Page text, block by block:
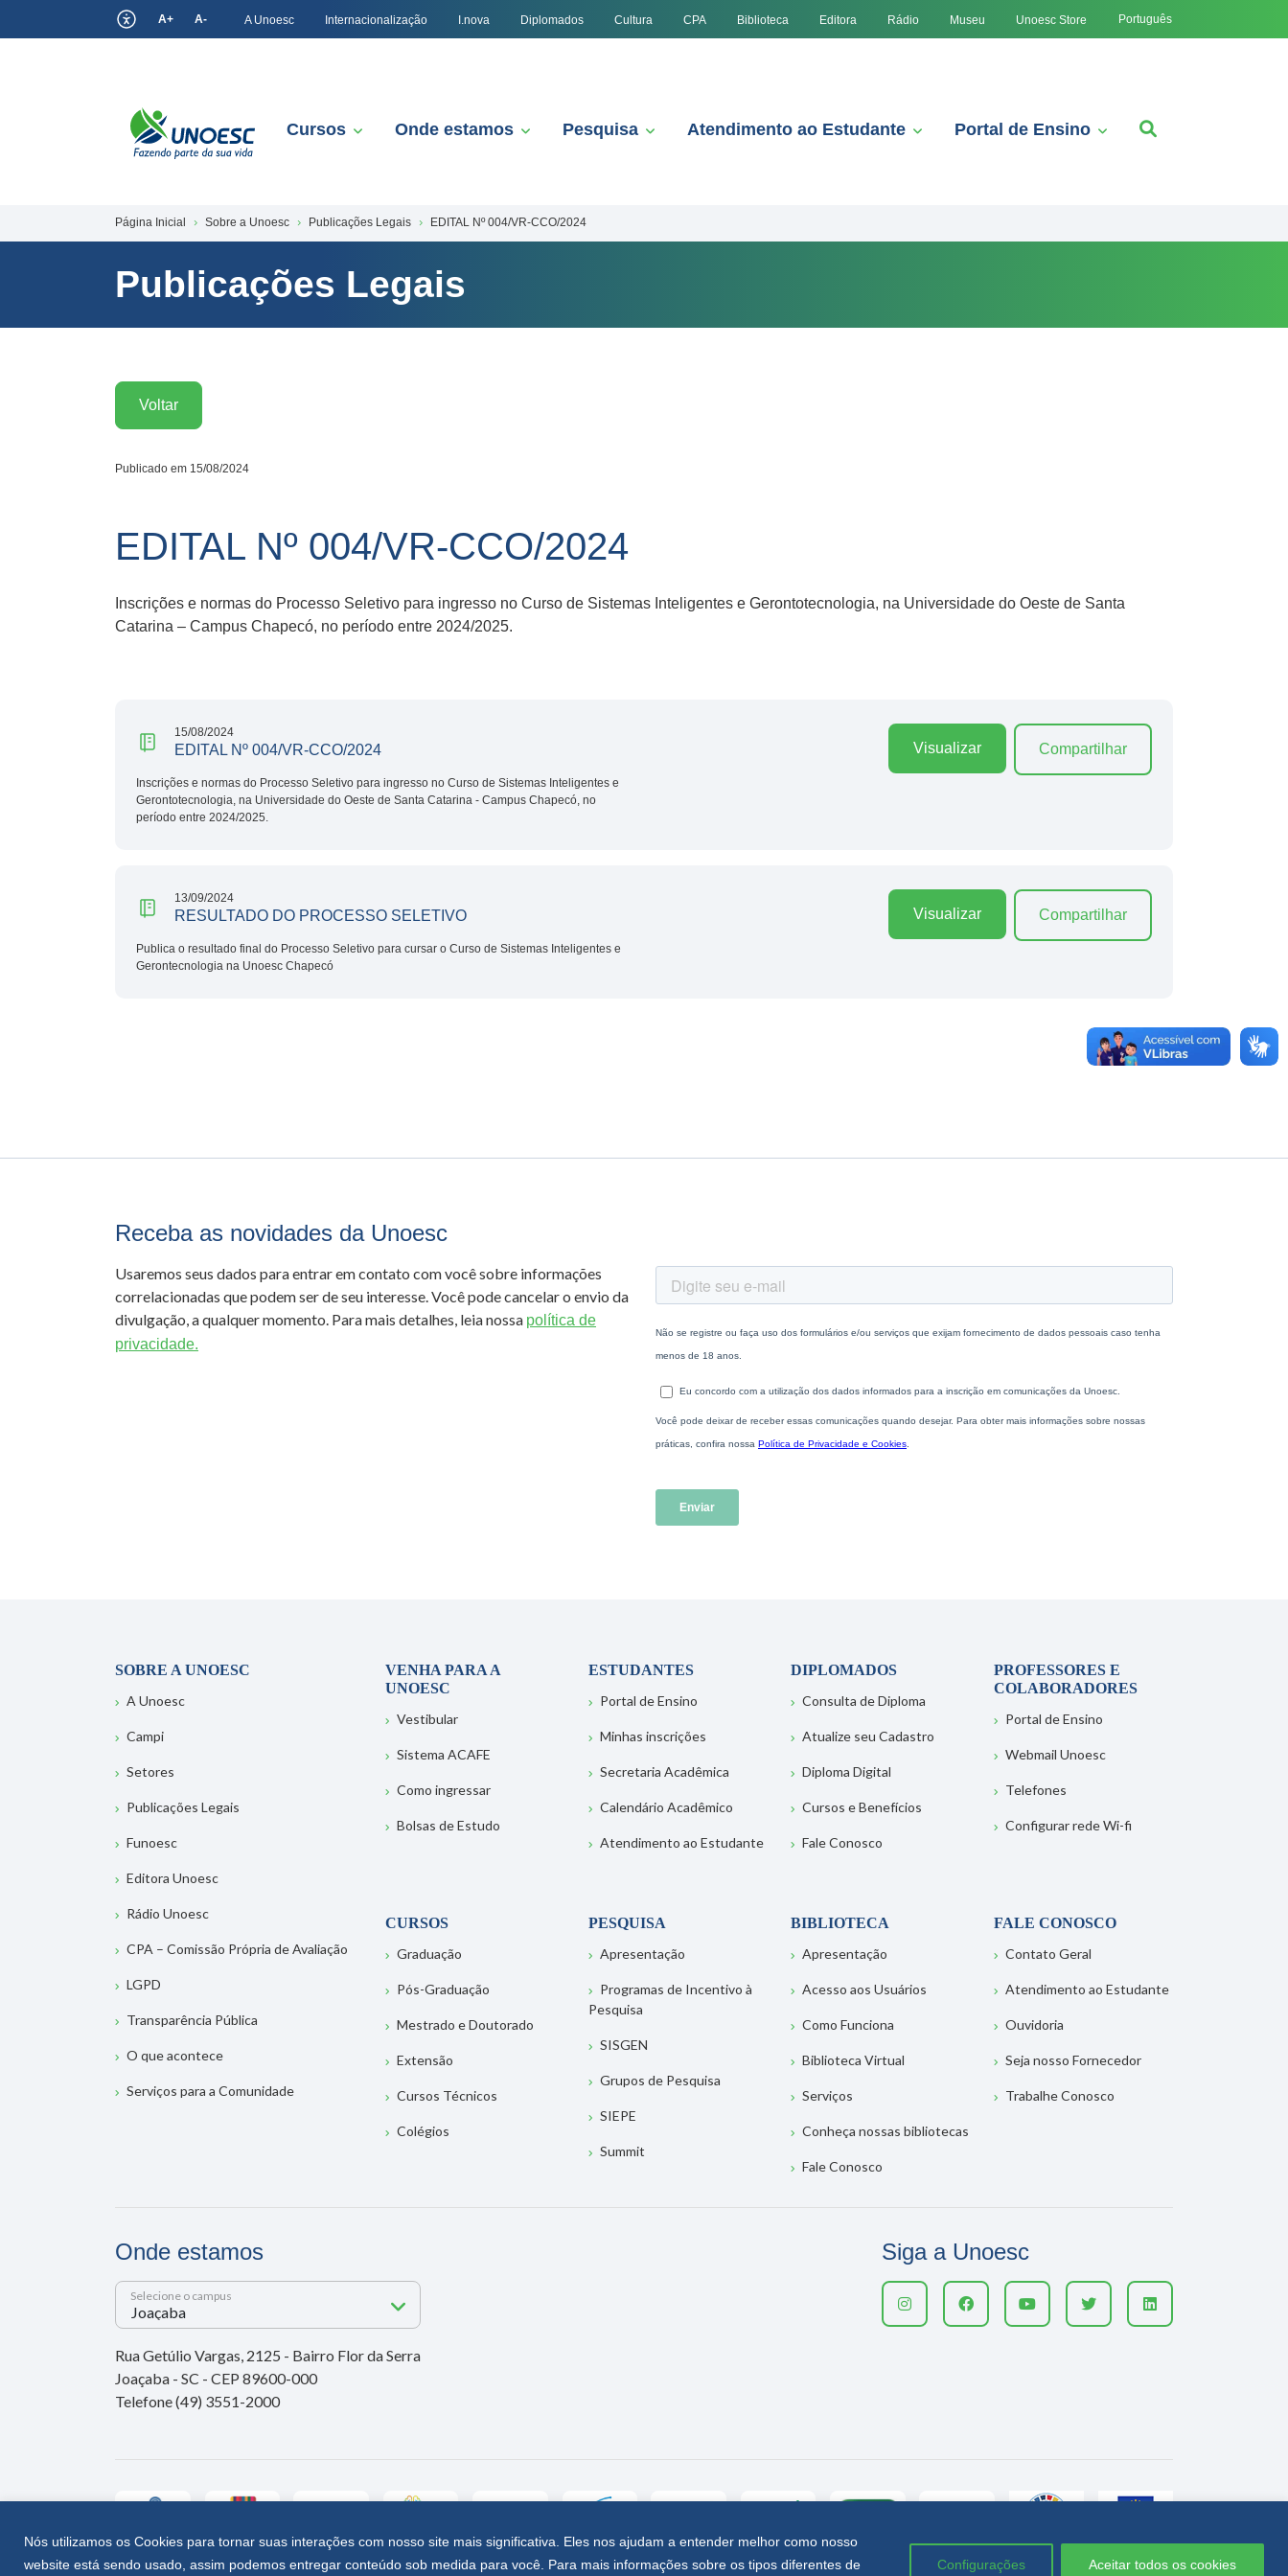
Nós utilizamos os Cookies para tornar suas interações com nosso site mais significativa. Eles nos ajudam a entender melhor como nosso
website está sendo usado, assim podemos entregar conteúdo sob medida para você. Para mais informações sobre os tipos diferentes de
Configurações Aceitar todos os cookies
A+ A- A Unoesc Internacionalização I.nova Diplomados Cultura CPA Biblioteca Editora Rádio Museu Unoesc Store Português
Cursos Onde estamos Pesquisa Atendimento ao Estudante Portal de Ensino
Página Inicial Sobre a Unoesc Publicações Legais EDITAL Nº 004/VR-CCO/2024
Publicações Legais
Voltar
Publicado em 15/08/2024
EDITAL Nº 004/VR-CCO/2024
Inscrições e normas do Processo Seletivo para ingresso no Curso de Sistemas Inteligentes e Gerontotecnologia, na Universidade do Oeste de Santa
Catarina – Campus Chapecó, no período entre 2024/2025.
15/08/2024
EDITAL Nº 004/VR-CCO/2024
Inscrições e normas do Processo Seletivo para ingresso no Curso de Sistemas Inteligentes e
Gerontotecnologia, na Universidade do Oeste de Santa Catarina - Campus Chapecó, no
período entre 2024/2025.
Visualizar Compartilhar
13/09/2024
RESULTADO DO PROCESSO SELETIVO
Publica o resultado final do Processo Seletivo para cursar o Curso de Sistemas Inteligentes e
Gerontecnologia na Unoesc Chapecó
Visualizar Compartilhar
Receba as novidades da Unoesc
Usaremos seus dados para entrar em contato com você sobre informações
correlacionadas que podem ser de seu interesse. Você pode cancelar o envio da
divulgação, a qualquer momento. Para mais detalhes, leia nossa política de
privacidade.
SOBRE A UNOESC
A Unoesc
Campi
Setores
Publicações Legais
Funoesc
Editora Unoesc
Rádio Unoesc
CPA – Comissão Própria de Avaliação
LGPD
Transparência Pública
O que acontece
Serviços para a Comunidade
VENHA PARA A
UNOESC
Vestibular
Sistema ACAFE
Como ingressar
Bolsas de Estudo
ESTUDANTES
Portal de Ensino
Minhas inscrições
Secretaria Acadêmica
Calendário Acadêmico
Atendimento ao Estudante
DIPLOMADOS
Consulta de Diploma
Atualize seu Cadastro
Diploma Digital
Cursos e Benefícios
Fale Conosco
PROFESSORES E
COLABORADORES
Portal de Ensino
Webmail Unoesc
Telefones
Configurar rede Wi-fi
CURSOS
Graduação
Pós-Graduação
Mestrado e Doutorado
Extensão
Cursos Técnicos
Colégios
PESQUISA
Apresentação
Programas de Incentivo à
Pesquisa
SISGEN
Grupos de Pesquisa
SIEPE
Summit
BIBLIOTECA
Apresentação
Acesso aos Usuários
Como Funciona
Biblioteca Virtual
Serviços
Conheça nossas bibliotecas
Fale Conosco
FALE CONOSCO
Contato Geral
Atendimento ao Estudante
Ouvidoria
Seja nosso Fornecedor
Trabalhe Conosco
Onde estamos
Selecione o campus
Rua Getúlio Vargas, 2125 - Bairro Flor da Serra
Joaçaba - SC - CEP 89600-000
Telefone (49) 3551-2000
Siga a Unoesc